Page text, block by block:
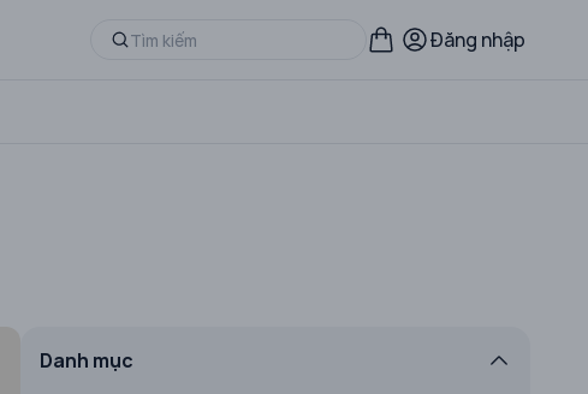
Đăng nhập
Danh mục